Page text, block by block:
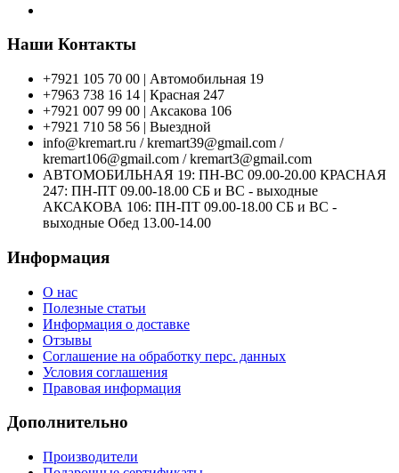
Наши Контакты
+7921 105 70 00 | Автомобильная 19
+7963 738 16 14 | Красная 247
+7921 007 99 00 | Аксакова 106
+7921 710 58 56 | Выездной
info@kremart.ru / kremart39@gmail.com /
kremart106@gmail.com / kremart3@gmail.com
АВТОМОБИЛЬНАЯ 19: ПН-ВС 09.00-20.00 КРАСНАЯ
247: ПН-ПТ 09.00-18.00 СБ и ВС - выходные
АКСАКОВА 106: ПН-ПТ 09.00-18.00 СБ и ВС -
выходные Обед 13.00-14.00
Информация
О нас
Полезные статьи
Информация о доставке
Отзывы
Соглашение на обработку перс. данных
Условия соглашения
Правовая информация
Дополнительно
Производители